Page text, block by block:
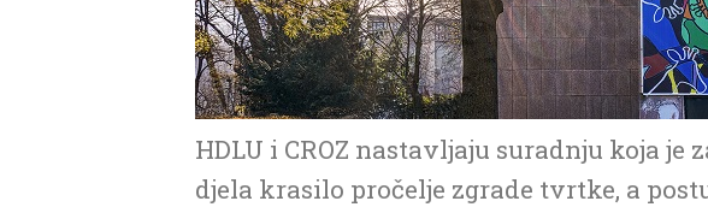
HDLU i CROZ nastavljaju suradnju koja je
djela krasilo pročelje zgrade tvrtke, a